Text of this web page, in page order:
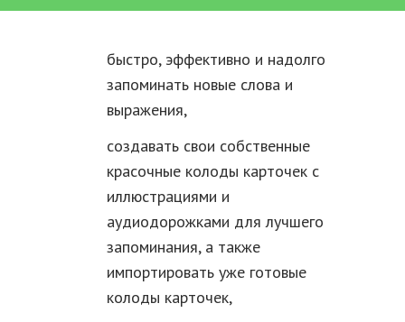
быстро, эффективно и надолго
запоминать новые слова и
выражения,
создавать свои собственные
красочные колоды карточек с
иллюстрациями и
аудиодорожками для лучшего
запоминания, а также
импортировать уже готовые
колоды карточек,